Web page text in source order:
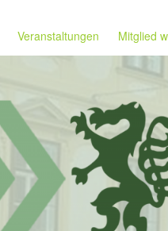
Veranstaltungen Mitglied